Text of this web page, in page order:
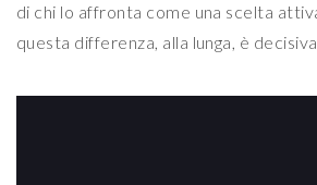
di chi lo affronta come una scelta
questa differenza, alla lunga, è